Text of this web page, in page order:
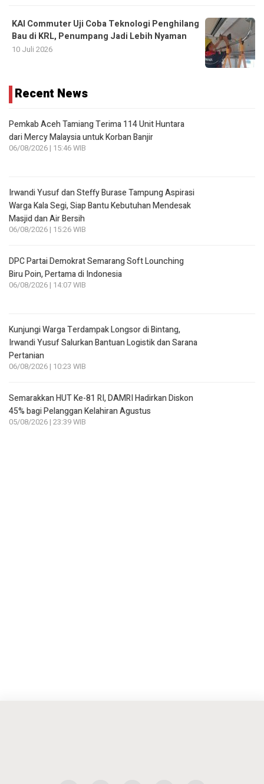
KAI Commuter Uji Coba Teknologi Penghilang
Bau di KRL, Penumpang Jadi Lebih Nyaman
10 Juli 2026
Recent News
Pemkab Aceh Tamiang Terima 114 Unit Huntara
dari Mercy Malaysia untuk Korban Banjir
06/08/2026 | 15:46 WIB
Irwandi Yusuf dan Steffy Burase Tampung Aspirasi
Warga Kala Segi, Siap Bantu Kebutuhan Mendesak
Masjid dan Air Bersih
06/08/2026 | 15:26 WIB
DPC Partai Demokrat Semarang Soft Lounching
Biru Poin, Pertama di Indonesia
06/08/2026 | 14:07 WIB
Kunjungi Warga Terdampak Longsor di Bintang,
Irwandi Yusuf Salurkan Bantuan Logistik dan Sarana
Pertanian
06/08/2026 | 10:23 WIB
Semarakkan HUT Ke-81 RI, DAMRI Hadirkan Diskon
45% bagi Pelanggan Kelahiran Agustus
05/08/2026 | 23:39 WIB